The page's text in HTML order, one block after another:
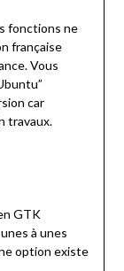
fonctions ne
française
Vous
car
travaux.
GTK
à unes
option existe